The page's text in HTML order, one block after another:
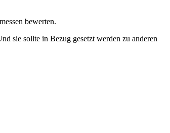
bewerten.
sie sollte in Bezug gesetzt werden zu anderen